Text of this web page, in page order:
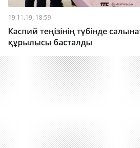
19.11.19, 18:59
Каспий теңізінің түбінде
құрылысы басталды